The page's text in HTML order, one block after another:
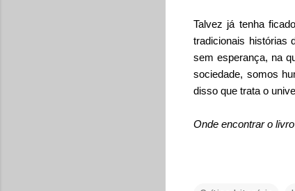
Talvez já tenha
tradicionais histórias
sem esperança, na
sociedade, somos
disso que trata o
Onde encontrar o livro